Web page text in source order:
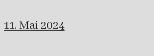
11. Mai 2024